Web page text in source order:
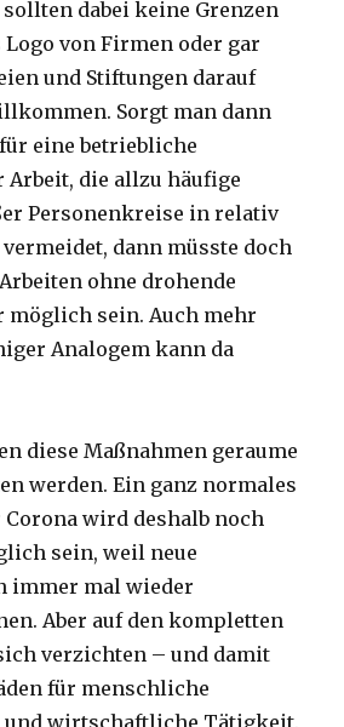
dabei keine Grenzen
Logo von Firmen oder gar
und Stiftungen darauf
Sorgt man dann
eine betriebliche
Arbeit, die allzu häufige
Personenkreise in relativ
dann müsste doch
ohne drohende
sein. Auch mehr
Analogem kann da
diese Maßnahmen geraume
werden. Ein ganz normales
Corona wird deshalb noch
sein, weil neue
immer mal wieder
Aber auf den kompletten
verzichten – und damit
für menschliche